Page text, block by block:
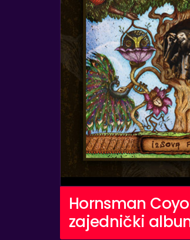
Hornsman
zajednički